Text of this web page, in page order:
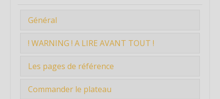
Général
Présentation du Projet de Fabrication ...
! WARNING ! A LIRE AVANT TOUT !
Tout au long de la conception je me suis
basé sur ...
Les pages de référence
Manuel du Medieval Madness
Commander le plateau